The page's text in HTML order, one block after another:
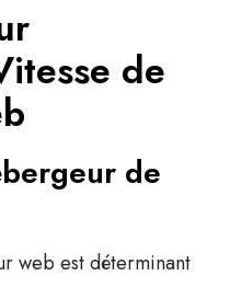
de
de
web est déterminant